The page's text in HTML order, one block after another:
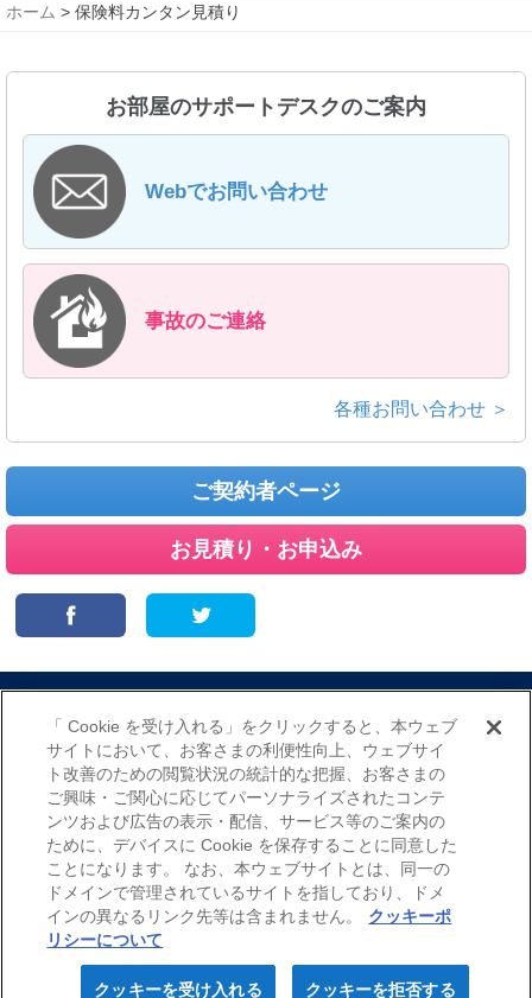
ホーム > 保険料カンタン見積り
お部屋のサポートデスクのご案内
Webでお問い合わせ
事故のご連絡
各種お問い合わせ ＞
ご契約者ページ
お見積り・お申込み
プライバシーポリシー
（個人情報のお取扱いについて）
© Nisshin Fire & Marine Insurance Co.,Ltd. All Rights Reserved.
「 Cookie を受け入れる」をクリックすると、本ウェブ
サイトにおいて、お客さまの利便性向上、ウェブサイ
ト改善のための閲覧状況の統計的な把握、お客さまの
ご興味・ご関心に応じてパーソナライズされたコンテ
ンツおよび広告の表示・配信、サービス等のご案内の
ために、デバイスに Cookie を保存することに同意した
ことになります。 なお、本ウェブサイトとは、同一の
ドメインで管理されているサイトを指しており、ドメ
インの異なるリンク先等は含まれません。
クッキーポ
リシーについて
クッキーを拒否する
クッキーを受け入れる